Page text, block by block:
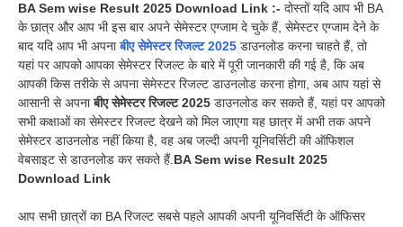
BA Sem wise Result 2025 Download Link :- दोस्तों यदि आप भी BA
के छात्र और आप भी इस बार अपने सेमेस्टर एग्जाम दे चुके हैं, सेमेस्टर एग्जाम देने के
बाद यदि आप भी अपना बीए सेमेस्टर रिजल्ट 2025 डाउनलोड करना चाहते हैं, तो
यहां पर आपको आपका सेमेस्टर रिजल्ट के बारे में पूरी जानकारी की गई है, कि अब
आपकी किस तरीके से अपना सेमेस्टर रिजल्ट डाउनलोड करना होगा, अब आप यहां से
आसानी से अपनाबीए सेमेस्टर रिजल्ट 2025 डाउनलोड कर सकते हैं, यहां पर आपको
सभी कक्षाओं का सेमेस्टर रिजल्ट देखने को मिल जाएगा यह छात्र में अभी तक अपने
सेमेस्टर डाउनलोड नहीं किया है, वह अब जल्दी अपनी यूनिवर्सिटी की ऑफिशल
वेबसाइट से डाउनलोड कर सकते हैं. BA Sem wise Result 2025
Download Link
आप सभी छात्रों का BA रिजल्ट सबसे पहले आपकी अपनी यूनिवर्सिटी के ऑफिसर